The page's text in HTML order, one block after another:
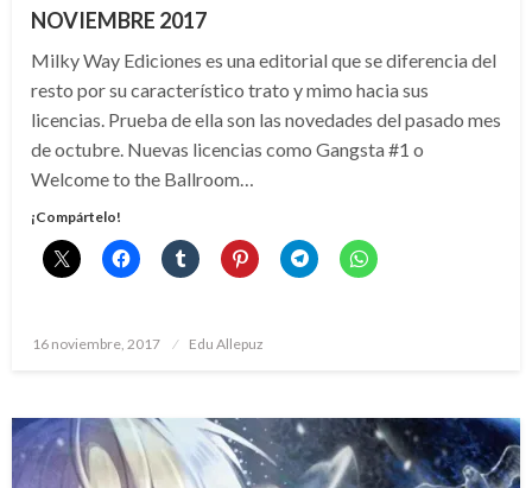
NOVIEMBRE 2017
Milky Way Ediciones es una editorial que se diferencia del
resto por su característico trato y mimo hacia sus
licencias. Prueba de ella son las novedades del pasado mes
de octubre. Nuevas licencias como Gangsta #1 o
Welcome to the Ballroom…
¡Compártelo!
Publicado
16 noviembre, 2017 Edu Allepuz